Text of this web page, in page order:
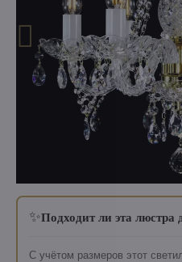
✨Подходит ли эта
С учётом размеров этот